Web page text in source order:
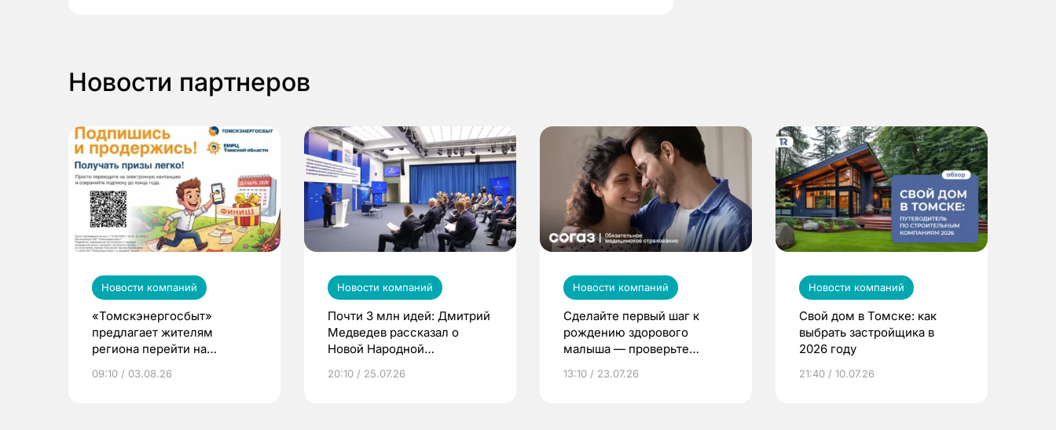
Новости партнеров
Новости компаний
«Томскэнергосбыт»
предлагает жителям
региона перейти на
выиграть призы
09:10 / 03.08.26
Новости компаний
Почти 3 млн идей: Дмитрий
Медведев рассказал о
Новой Народной
20:10 / 25.07.26
Новости компаний
Сделайте первый шаг к
рождению здорового
малыша — проверьте
по ОМС!
13:10 / 23.07.26
Новости компаний
Свой дом в Томске: как
выбрать застройщика в
2026 году
21:40 / 10.07.26